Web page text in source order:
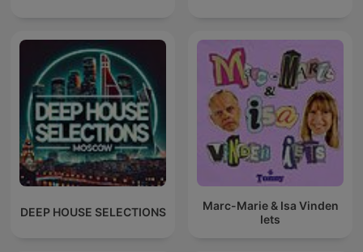
DEEP HOUSE SELECTIONS
Marc-Marie & Isa Vinden
Iets